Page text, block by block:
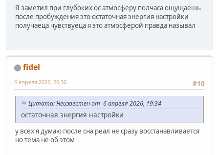
Я заметил при глубоких ос атмосферу полчаса ощущаешь
после пробуждения это остаточная энергия настройки
получаеца чувствуеца я это атмосферой правда называл
fidel
#10
6 апреля 2026, 20:30
Цитата: Неизвестен от 6 апреля 2026, 19:34
остаточная энергия настройки
у всех я думаю после сна реал не сразу восстанавливается
но тема не об этом